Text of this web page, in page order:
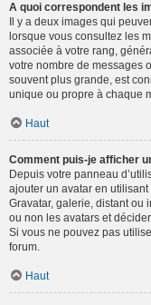
A quoi correspondent les
Il y a deux images qui
lorsque vous consultez les
associée à votre rang,
votre nombre de messages
souvent plus grande, est
unique ou propre à chaque
Haut
Comment puis-je afficher
Depuis votre panneau
ajouter un avatar en utilisant
Gravatar, galerie, distant ou
ou non les avatars et
Si vous ne pouvez pas
forum.
Haut